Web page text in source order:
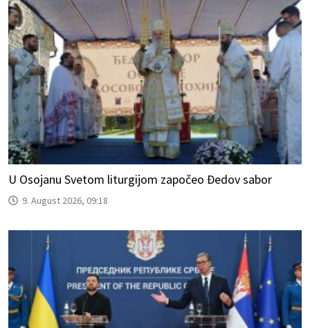
U Osojanu Svetom liturgijom započeo Đedov sabor
9. August 2026, 09:18